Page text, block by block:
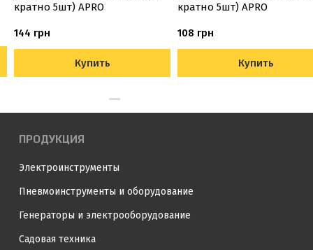
кратно 5шт) APRO
144 грн
Купить
кратно 5шт) APRO
108 грн
Купить
ПРОДУКЦИЯ
Электроинструменты
Пневмоинструменты и оборудование
Генераторы и электрооборудование
Садовая техника